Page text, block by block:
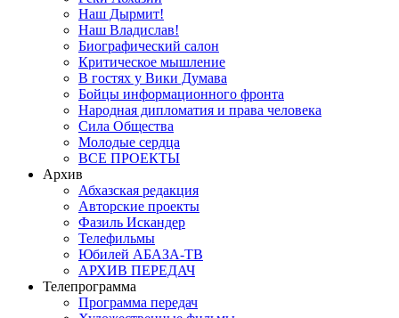
Наш Дырмит!
Наш Владислав!
Биографический салон
Критическое мышление
В гостях у Вики Думава
Бойцы информационного фронта
Народная дипломатия и права человека
Сила Общества
Молодые сердца
ВСЕ ПРОЕКТЫ
Архив
Абхазская редакция
Авторские проекты
Фазиль Искандер
Телефильмы
Юбилей АБАЗА-ТВ
АРХИВ ПЕРЕДАЧ
Телепрограмма
Программа передач